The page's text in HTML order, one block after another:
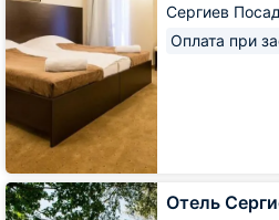
Сергиев
Оплата при
Отель
Отель
Сергиев